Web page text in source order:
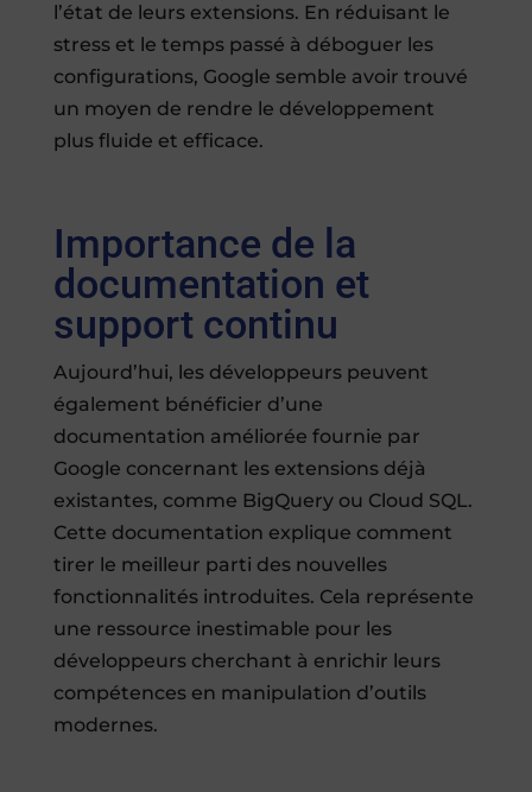
l’état de leurs extensions. En réduisant le
stress et le temps passé à déboguer les
configurations, Google semble avoir trouvé
un moyen de rendre le développement
plus fluide et efficace.
Importance de la
documentation et
support continu
Aujourd’hui, les développeurs peuvent
également bénéficier d’une
documentation améliorée fournie par
Google concernant les extensions déjà
existantes, comme BigQuery ou Cloud SQL.
Cette documentation explique comment
tirer le meilleur parti des nouvelles
fonctionnalités introduites. Cela représente
une ressource inestimable pour les
développeurs cherchant à enrichir leurs
compétences en manipulation d’outils
modernes.